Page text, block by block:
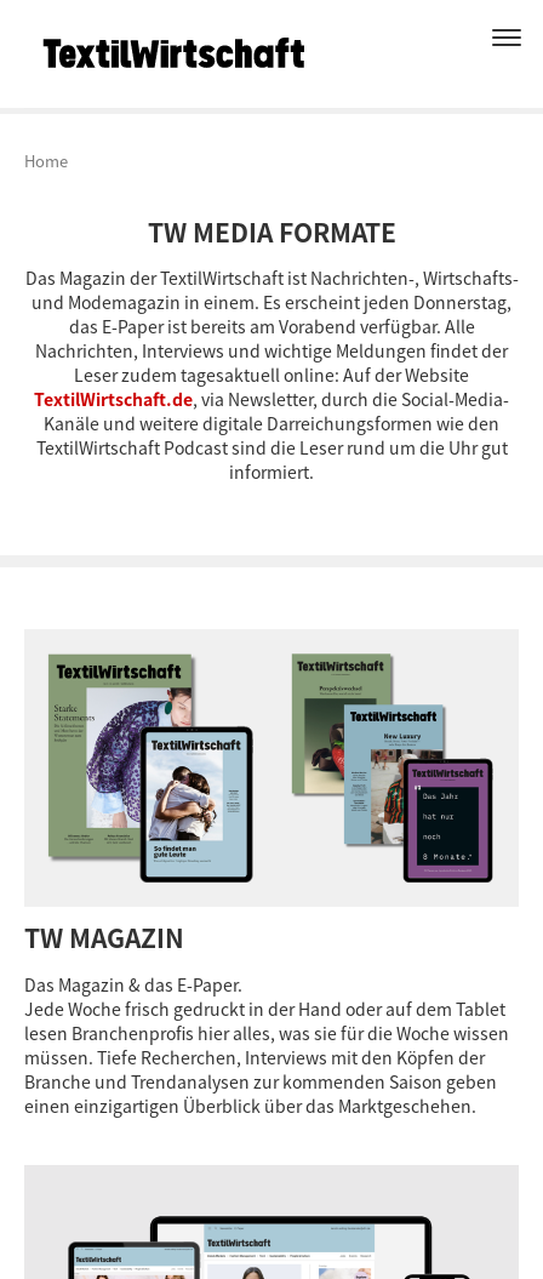
Home
TW MEDIA FORMATE
Das Magazin der TextilWirtschaft ist Nachrichten-, Wirtschafts-
und Modemagazin in einem. Es erscheint jeden Donnerstag,
das E-Paper ist bereits am Vorabend verfügbar. Alle
Nachrichten, Interviews und wichtige Meldungen findet der
Leser zudem tagesaktuell online: Auf der Website
TextilWirtschaft.de, via Newsletter, durch die Social-Media-
Kanäle und weitere digitale Darreichungsformen wie den
TextilWirtschaft Podcast sind die Leser rund um die Uhr gut
informiert.
TW MAGAZIN
Das Magazin & das E-Paper.
Jede Woche frisch gedruckt in der Hand oder auf dem Tablet
lesen Branchenprofis hier alles, was sie für die Woche wissen
müssen. Tiefe Recherchen, Interviews mit den Köpfen der
Branche und Trendanalysen zur kommenden Saison geben
einen einzigartigen Überblick über das Marktgeschehen.